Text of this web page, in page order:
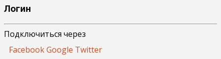
Логин
Подключиться через
FacebookGoogle Twitter